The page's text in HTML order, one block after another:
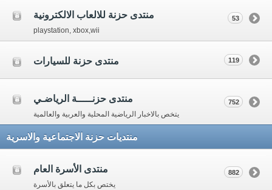
منتدى حزنة للالعاب الالكترونية
playstation, xbox,wii
53
منتدى حزنة للسيارات 119
منتدى حزنـــــة الرياضـي
يتخص بالاخبار الرياضية المحلية والعربية والعالمية
752
منتديات حزنة الاجتماعية والاسرية
منتدى الأسرة العام
يختص بكل ما يتعلق بالأسرة
882